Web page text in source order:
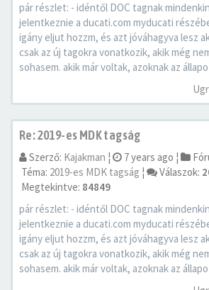
pár részlet: - idéntől DOC tagnak
jelentkeznie a ducati.com myducati
igány eljut hozzm, és azt jóváhagyva lesz
csak az új tagokra vonatkozik, akik még
sohasem. akik már voltak, azoknak az
Re: 2019-es MDK tagság
Szerző: Kajakman ¦ 7 years ago ¦
Téma: 2019-es MDK tagság ¦ Válaszok:
Megtekintve: 84849
pár részlet: - idéntől DOC tagnak
jelentkeznie a ducati.com myducati
igány eljut hozzm, és azt jóváhagyva lesz
csak az új tagokra vonatkozik, akik még
sohasem. akik már voltak, azoknak az